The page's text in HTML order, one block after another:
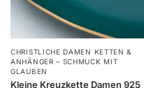
CHRISTLICHE DAMEN KETTEN &
ANHÄNGER – SCHMUCK MIT
GLAUBEN
Kleine Kreuzkette Damen 925